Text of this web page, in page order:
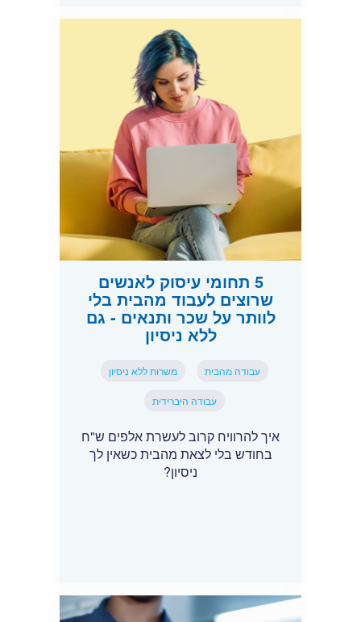
5 תחומי עיסוק לאנשים
שרוצים לעבוד מהבית בלי
לוותר על שכר ותנאים - גם
ללא ניסיון
עבודה מהבית משרות ללא ניסיון
עבודה היברידית
איך להרוויח קרוב לעשרת אלפים ש"ח
בחודש בלי לצאת מהבית כשאין לך
ניסיון?